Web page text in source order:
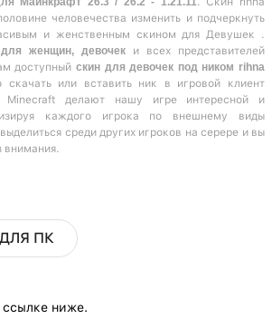
человечества изменить и подчеркнуть
и женственным скином для Девушек .
женщин, девочек и всех представителей
доступный скин для девочек под ником rihna
или вставить ник в игровой клиент
делают нашу игре интересной и
каждого игрока по внешнему виды
среди других игроков на серере и вы
внимания.
ДЛЯ ПК
ссылке ниже.